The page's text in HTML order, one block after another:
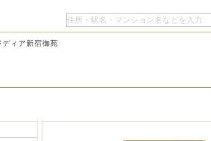
ディア新宿御苑